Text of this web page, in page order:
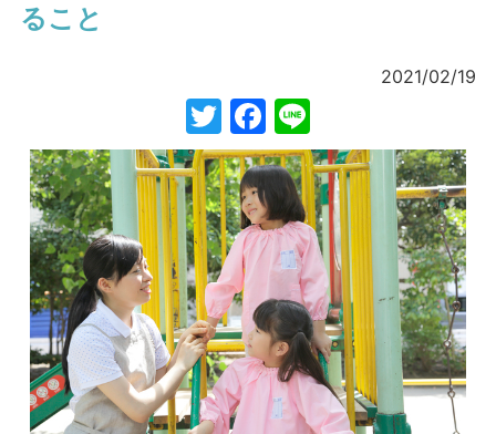
ること
2021/02/19
TwitterFacebook